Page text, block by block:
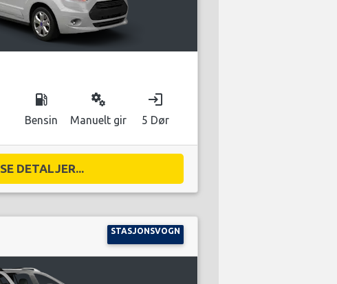
local_gas_station
Bensin
miscellaneous_services
Manuelt gir
login
5 Dør
SE DETALJER...
STASJONSVOGN